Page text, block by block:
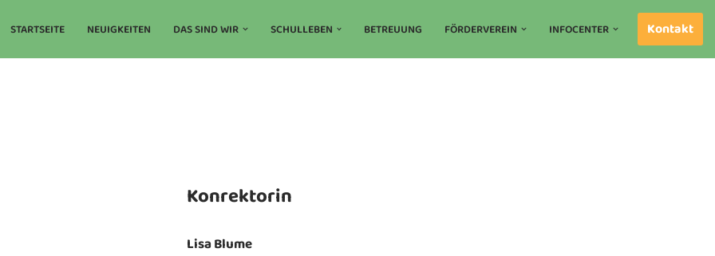
STARTSEITE NEUIGKEITEN DAS SIND WIR SCHULLEBEN BETREUUNG FÖRDERVEREIN INFOCENTER Kontakt
Konrektorin
Lisa Blume